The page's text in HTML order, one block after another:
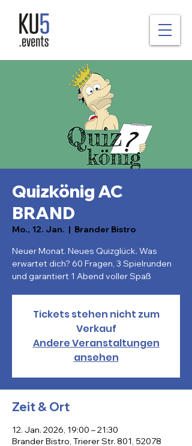
Quizkönig AC
BRAND
Mo., 12. Jan.
  |
Brander Bistro
Neuer Monat. Neues Quizglück. Was
erwartet dich? 60 Fragen, 3 Spielrunden
und garantiert 1 Abend voller Spaß
Tickets stehen nicht zum
Verkauf
Andere Veranstaltungen
ansehen
Zeit & Ort
12. Jan. 2026, 19:00 – 21:30
Brander Bistro, Trierer Str. 801, 52078